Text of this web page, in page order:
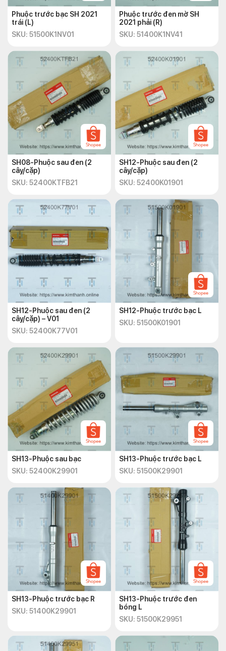
Phuộc trước bạc SH 2021
trái (L)
SKU: 51500K1NV01
Phuộc trước đen mờ SH
2021 phải (R)
SKU: 51400K1NV41
SH08-Phuộc sau đen (2
cây/cặp)
SKU: 52400KTFB21
SH12-Phuộc sau đen (2
cây/cặp)
SKU: 52400K01901
SH12-Phuộc sau đen (2
cây/cặp) – V01
SKU: 52400K77V01
SH12-Phuộc trước bạc L
SKU: 51500K01901
SH13-Phuộc sau bạc
SKU: 52400K29901
SH13-Phuộc trước bạc L
SKU: 51500K29901
SH13-Phuộc trước bạc R
SKU: 51400K29901
SH13-Phuộc trước đen
bóng L
SKU: 51500K29951